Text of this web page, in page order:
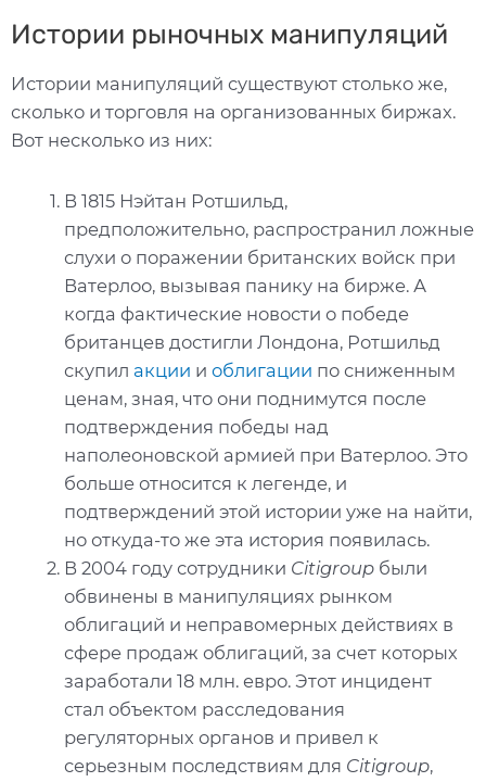
Истории рыночных манипуляций
Истории манипуляций существуют столько же,
сколько и торговля на организованных биржах.
Вот несколько из них:
В 1815 Нэйтан Ротшильд,
предположительно, распространил ложные
слухи о поражении британских войск при
Ватерлоо, вызывая панику на бирже. А
когда фактические новости о победе
британцев достигли Лондона, Ротшильд
скупил акции иоблигации по сниженным
ценам, зная, что они поднимутся после
подтверждения победы над
наполеоновской армией при Ватерлоо. Это
больше относится к легенде, и
подтверждений этой истории уже на найти,
но откуда-то же эта история появилась.
В 2004 году сотрудники Citigroup были
обвинены в манипуляциях рынком
облигаций и неправомерных действиях в
сфере продаж облигаций, за счет которых
заработали 18 млн. евро. Этот инцидент
стал объектом расследования
регуляторных органов и привел к
серьезным последствиям для Citigroup,